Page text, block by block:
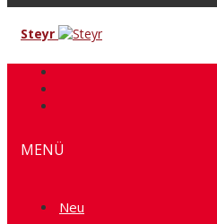
Steyr
MENÜ
Neu